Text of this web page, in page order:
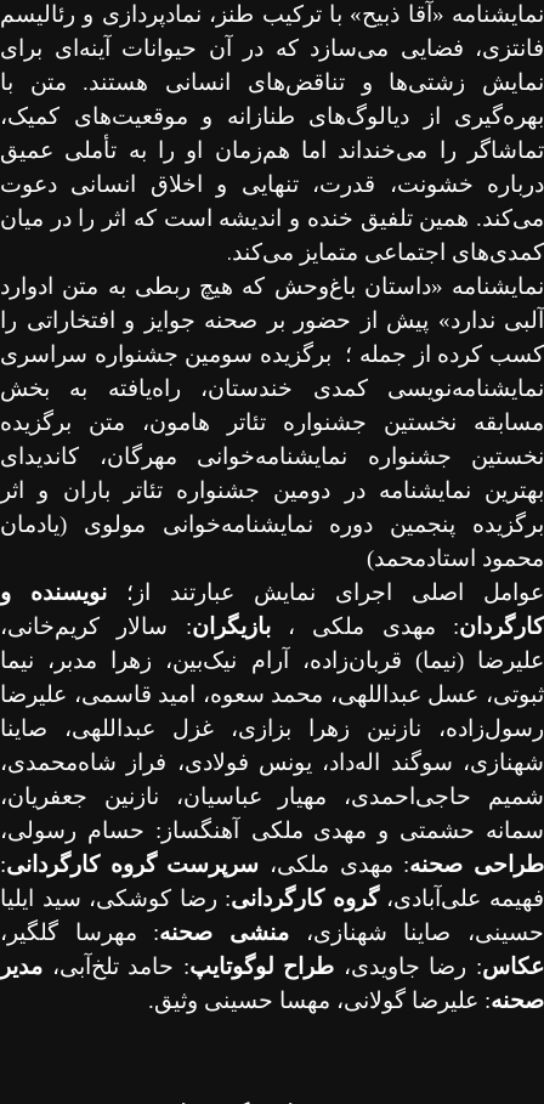
نمایشنامه «آقا ذبیح» با ترکیب طنز، نمادپردازی و رئالیسم
فانتزی، فضایی می‌سازد که در آن حیوانات آینه‌ای برای
نمایش زشتی‌ها و تناقض‌های انسانی هستند. متن با
بهره‌گیری از دیالوگ‌های طنازانه و موقعیت‌های کمیک،
تماشاگر را می‌خنداند اما هم‌زمان او را به تأملی عمیق
درباره خشونت، قدرت، تنهایی و اخلاق انسانی دعوت
می‌کند. همین تلفیق خنده و اندیشه است که اثر را در میان
کمدی‌های اجتماعی متمایز می‌کند.
نمایشنامه «داستان باغ‌وحش که هیچ ربطی به متن ادوارد
آلبی ندارد» پیش از حضور بر صحنه جوایز و افتخاراتی را
کسب کرده از جمله ؛
برگزیده سومین جشنواره سراسری
نمایشنامه‌نویسی کمدی خندستان، راه‌یافته به بخش
مسابقه نخستین جشنواره تئاتر هامون، متن برگزیده
نخستین جشنواره نمایشنامه‌خوانی مهرگان، کاندیدای
بهترین نمایشنامه در دومین جشنواره تئاتر باران و اثر
برگزیده پنجمین دوره نمایشنامه‌خوانی مولوی (یادمان
محمود استادمحمد)
عوامل اصلی اجرای نمایش عبارتند از؛ نویسنده و
کارگردان: مهدی ملکی ،بازیگران: سالار کریم‌خانی،
علیرضا (نیما) قربان‌زاده، آرام نیک‌بین، زهرا مدبر، نیما
ثبوتی، عسل عبداللهی، محمد سعوه، امید قاسمی، علیرضا
رسول‌زاده، نازنین زهرا بزازی، غزل عبداللهی، صاینا
شهنازی، سوگند اله‌داد، یونس فولادی، فراز شاه‌محمدی،
شمیم حاجی‌احمدی، مهیار عباسیان، نازنین جعفریان،
سمانه حشمتی و مهدی ملکی آهنگساز: حسام رسولی،
طراحی صحنه: مهدی ملکی، سرپرست گروه کارگردانی:
فهیمه علی‌آبادی،گروه کارگردانی: رضا کوشکی، سید ایلیا
حسینی، صاینا شهنازی، منشی صحنه: مهرسا گلگیر،
عکاس: رضا جاویدی، طراح لوگوتایپ: حامد تلخ‌آبی، مدیر
صحنه: علیرضا گولانی، مهسا حسینی وثیق.